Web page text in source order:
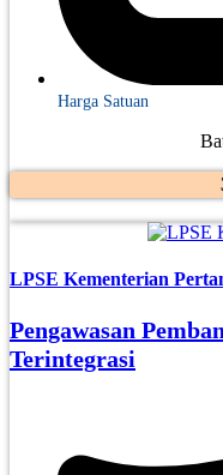
Harga Satuan
LPSE Kementerian
Pengawasan
Terintegrasi